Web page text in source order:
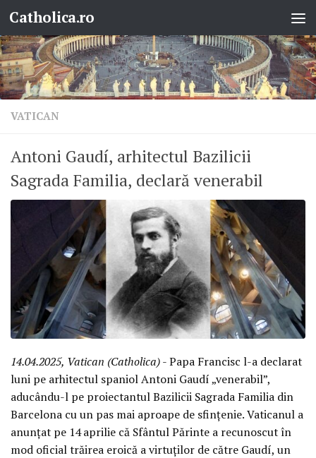
Skip to content
Catholica.ro
VATICAN
Antoni Gaudí, arhitectul Bazilicii
Sagrada Familia, declară venerabil
14.04.2025, Vatican (Catholica)- Papa Francisc l-a declarat
luni pe arhitectul spaniol Antoni Gaudí „venerabil”,
aducându-l pe proiectantul Bazilicii Sagrada Familia din
Barcelona cu un pas mai aproape de sfințenie. Vaticanul a
anunțat pe 14 aprilie că Sfântul Părinte a recunoscut în
mod oficial trăirea eroică a virtuților de către Gaudí, un